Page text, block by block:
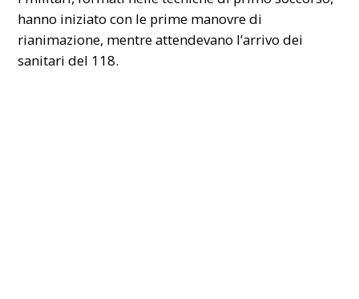
hanno iniziato con le prime manovre di
rianimazione, mentre attendevano l’arrivo dei
sanitari del 118.